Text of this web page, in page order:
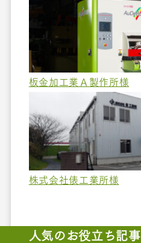
板金加工業Ａ製作所様
株式会社俵工業所様
人気のお役立ち記事